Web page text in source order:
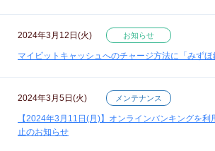
2024年3月12日(火) お知らせ
マイビットキャッシュへのチャージ方法に「みず
2024年3月5日(火) メンテナンス
【2024年3月11日(月)】オンラインバンキングを
止のお知らせ